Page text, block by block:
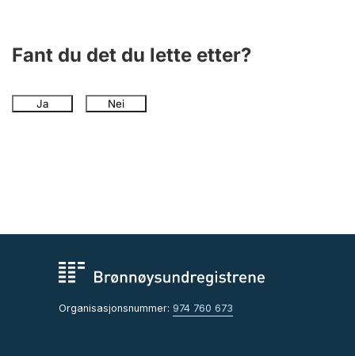
Fant du det du lette etter?
Ja Nei
Organisasjonsnummer: 974 760 673